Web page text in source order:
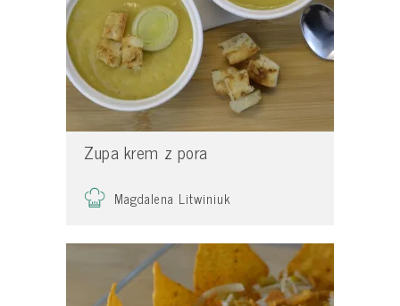
Zupa krem z pora
Magdalena Litwiniuk